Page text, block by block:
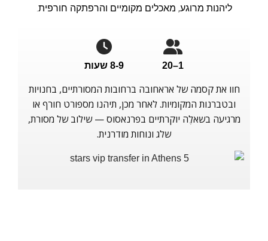
ליהנות מרוגע, מאכלים מקומיים והרפתקה חורפית.
1–20 8-9 שעות
חוו את קסמה של אראחובה ברחובות המסורתיים, בחנויות
ובטברנות המקומיות. לאחר מכן, תיהנו מספורט חורף או
מרגיעה בשאלֶה יוקרתיים בפרנאסוס — שילוב של מסורת,
שלג ונוחות מודרנית.